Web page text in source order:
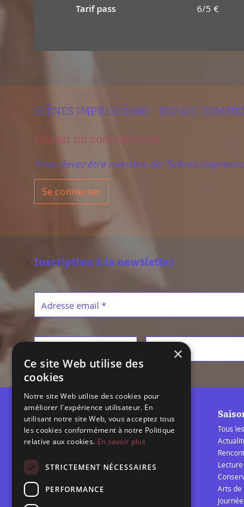
Tarif pass 6/5 €
SCÈNES IMPRESSIONS - ESPACE
Laisser un commentaire
Vous devez être membre de "Scènes
Se connecter
Inscription à la newsletter
Adresse email *
*
La Barcarolle
Établissement Public de
Coopération Culturelle
spectacle vivant Audomarois
Tous
Lecture
Arts de
×
Ce site Web utilise des
cookies
Notre site Web utilise des cookies pour
améliorer l'expérience utilisateur. En
utilisant notre site Web, vous acceptez tous
les cookies conformément à notre Politique
relative aux cookies. En savoir plus
STRICTEMENT NÉCESSAIRES
PERFORMANCE